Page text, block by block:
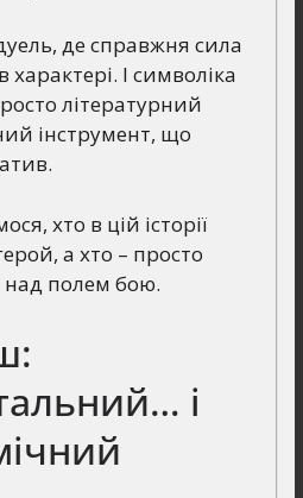
де справжня сила
характері. І символіка
літературний
інструмент, що
хто в цій історії
а хто – просто
над полем бою.
і